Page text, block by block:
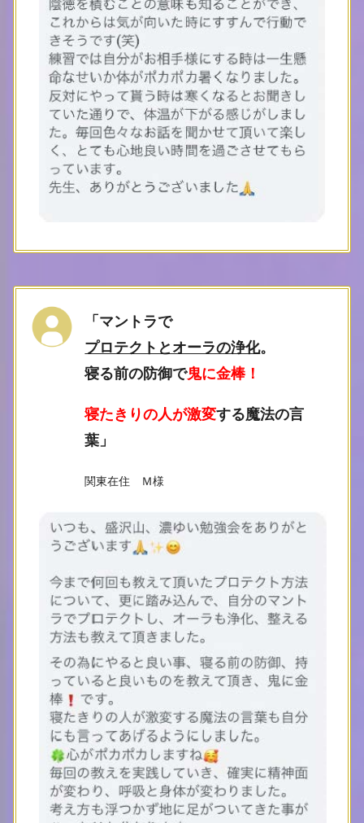
「マントラで
プロテクトとオーラの浄化。
寝る前の防御で鬼に金棒！
寝たきりの人が激変する魔法の言
葉 」
関東在住 Ｍ様